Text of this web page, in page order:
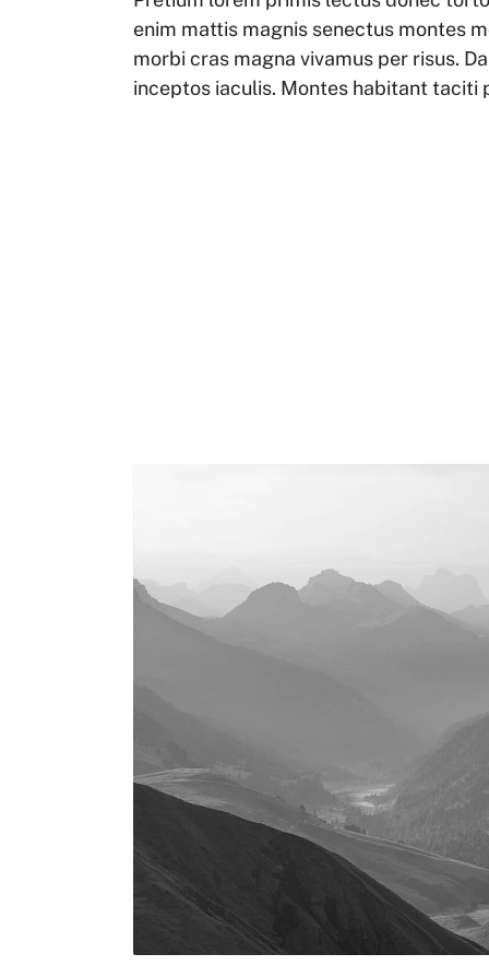
enim mattis magnis senectus montes
morbi cras magna vivamus per risus.
inceptos iaculis. Montes habitant taciti